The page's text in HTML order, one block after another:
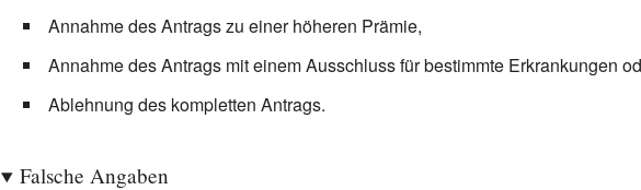
Annahme des Antrags zu einer höheren Prämie,
Annahme des Antrags mit einem Ausschluss für bestimmte Erkrankungen
Ablehnung des kompletten Antrags.
Falsche Angaben